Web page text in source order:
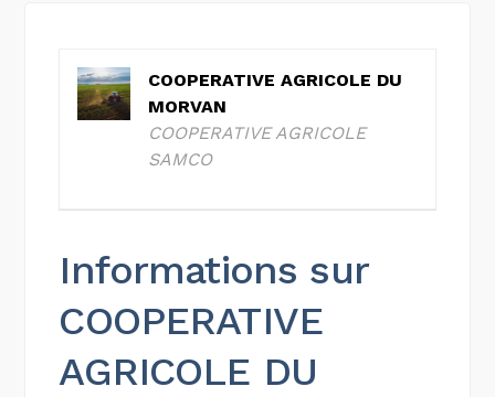
COOPERATIVE AGRICOLE DU
MORVAN
COOPERATIVE AGRICOLE
SAMCO
Informations sur
COOPERATIVE
AGRICOLE DU